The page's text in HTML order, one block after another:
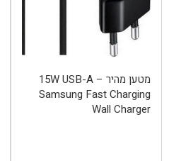
מטען מהיר 15W USB-A –
Samsung Fast Charging
Wall Charger